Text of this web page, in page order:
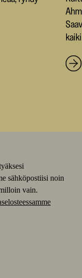
sähköpostiisi noin
vain.